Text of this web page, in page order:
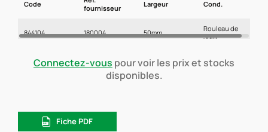
Code
fournisseur
Largeur Cond.
844104 180004 50mm
Rouleau de
30m
Connectez-vous pour voir les prix et stocks
disponibles.
Fiche PDF